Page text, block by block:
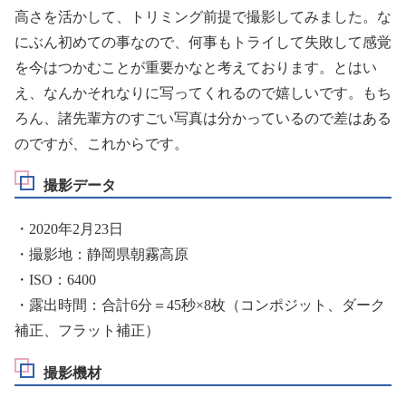
高さを活かして、トリミング前提で撮影してみました。な
にぶん初めての事なので、何事もトライして失敗して感覚
を今はつかむことが重要かなと考えております。とはい
え、なんかそれなりに写ってくれるので嬉しいです。もち
ろん、諸先輩方のすごい写真は分かっているので差はある
のですが、これからです。
撮影データ
・2020年2月23日
・撮影地：静岡県朝霧高原
・ISO：6400
・露出時間：合計6分＝45秒×8枚（コンポジット、ダーク
補正、フラット補正）
撮影機材